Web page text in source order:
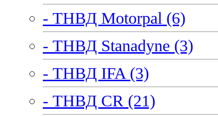
- ТНВД Motorpal (6)
- ТНВД Stanadyne (3)
- ТНВД IFA (3)
- ТНВД CR (21)